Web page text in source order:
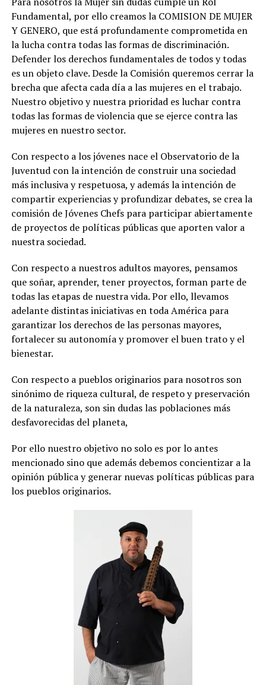
Fundamental, por ello creamos la COMISION DE MUJER
Y GENERO, que está profundamente comprometida en
la lucha contra todas las formas de discriminación.
Defender los derechos fundamentales de todos y todas
es un objeto clave. Desde la Comisión queremos cerrar la
brecha que afecta cada día a las mujeres en el trabajo.
Nuestro objetivo y nuestra prioridad es luchar contra
todas las formas de violencia que se ejerce contra las
mujeres en nuestro sector.
Con respecto a los jóvenes nace el Observatorio de la
Juventud con la intención de construir una sociedad
más inclusiva y respetuosa, y además la intención de
compartir experiencias y profundizar debates, se crea la
comisión de Jóvenes Chefs para participar abiertamente
de proyectos de políticas públicas que aporten valor a
nuestra sociedad.
Con respecto a nuestros adultos mayores, pensamos
que soñar, aprender, tener proyectos, forman parte de
todas las etapas de nuestra vida. Por ello, llevamos
adelante distintas iniciativas en toda América para
garantizar los derechos de las personas mayores,
fortalecer su autonomía y promover el buen trato y el
bienestar.
Con respecto a pueblos originarios para nosotros son
sinónimo de riqueza cultural, de respeto y preservación
de la naturaleza, son sin dudas las poblaciones más
desfavorecidas del planeta,
Por ello nuestro objetivo no solo es por lo antes
mencionado sino que además debemos concientizar a la
opinión pública y generar nuevas políticas públicas para
los pueblos originarios.